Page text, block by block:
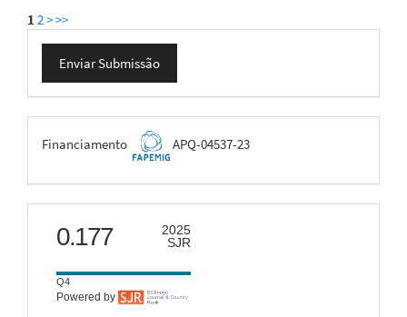
1 2>>>
Enviar
Submissão
Enviar Submissão
FAPEMIG
Financiamento APQ-04537-23
scimago
0.177
2025
SJR
Q4
Powered by